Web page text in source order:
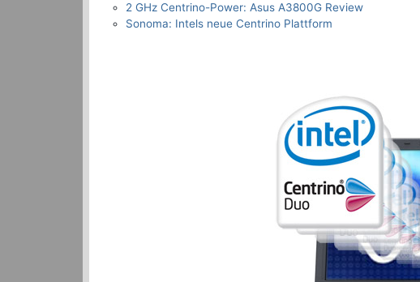
2 GHz Centrino-Power: Asus A3800G Review
Sonoma: Intels neue Centrino Plattform